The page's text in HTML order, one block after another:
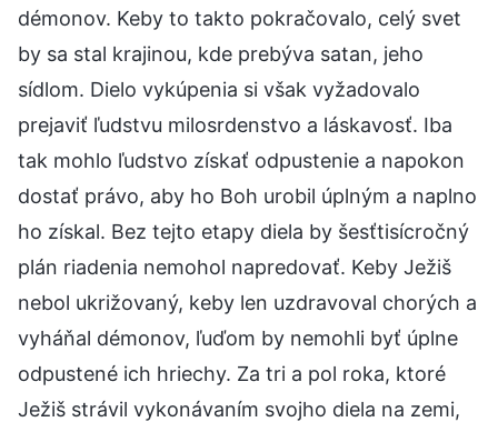
démonov. Keby to takto pokračovalo, celý svet
by sa stal krajinou, kde prebýva satan, jeho
sídlom. Dielo vykúpenia si však vyžadovalo
prejaviť ľudstvu milosrdenstvo a láskavosť. Iba
tak mohlo ľudstvo získať odpustenie a napokon
dostať právo, aby ho Boh urobil úplným a naplno
ho získal. Bez tejto etapy diela by šesťtisícročný
plán riadenia nemohol napredovať. Keby Ježiš
nebol ukrižovaný, keby len uzdravoval chorých a
vyháňal démonov, ľuďom by nemohli byť úplne
odpustené ich hriechy. Za tri a pol roka, ktoré
Ježiš strávil vykonávaním svojho diela na zemi,